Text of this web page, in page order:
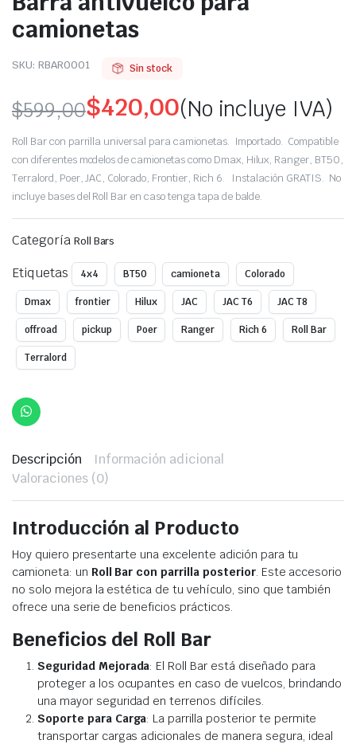
camionetas
SKU: RBAR0001 Sin stock
$599,00
Original
price
was:
$599,00.
$420,00
Current
price
is:
$420,00.
(No incluye IVA)
Roll Bar con parrilla universal para camionetas. Importado. Compatible
con diferentes modelos de camionetas como Dmax, Hilux, Ranger, BT50,
Terralord, Poer, JAC, Colorado, Frontier, Rich 6. Instalación GRATIS. No
incluye bases del Roll Bar en caso tenga tapa de balde.
Categoría Roll Bars
Etiquetas 4x4 BT50 camioneta Colorado
Dmax frontier Hilux JAC JAC T6 JAC T8
offroad pickup Poer Ranger Rich 6 Roll Bar
Terralord
Descripción
Información adicional
Valoraciones (0)
Introducción al Producto
Hoy quiero presentarte una excelente adición para tu
camioneta: un Roll Bar con parrilla posterior. Este accesorio
no solo mejora la estética de tu vehículo, sino que también
ofrece una serie de beneficios prácticos.
Beneficios del Roll Bar
Seguridad Mejorada: El Roll Bar está diseñado para
proteger a los ocupantes en caso de vuelcos, brindando
una mayor seguridad en terrenos difíciles.
Soporte para Carga: La parrilla posterior te permite
transportar cargas adicionales de manera segura, ideal